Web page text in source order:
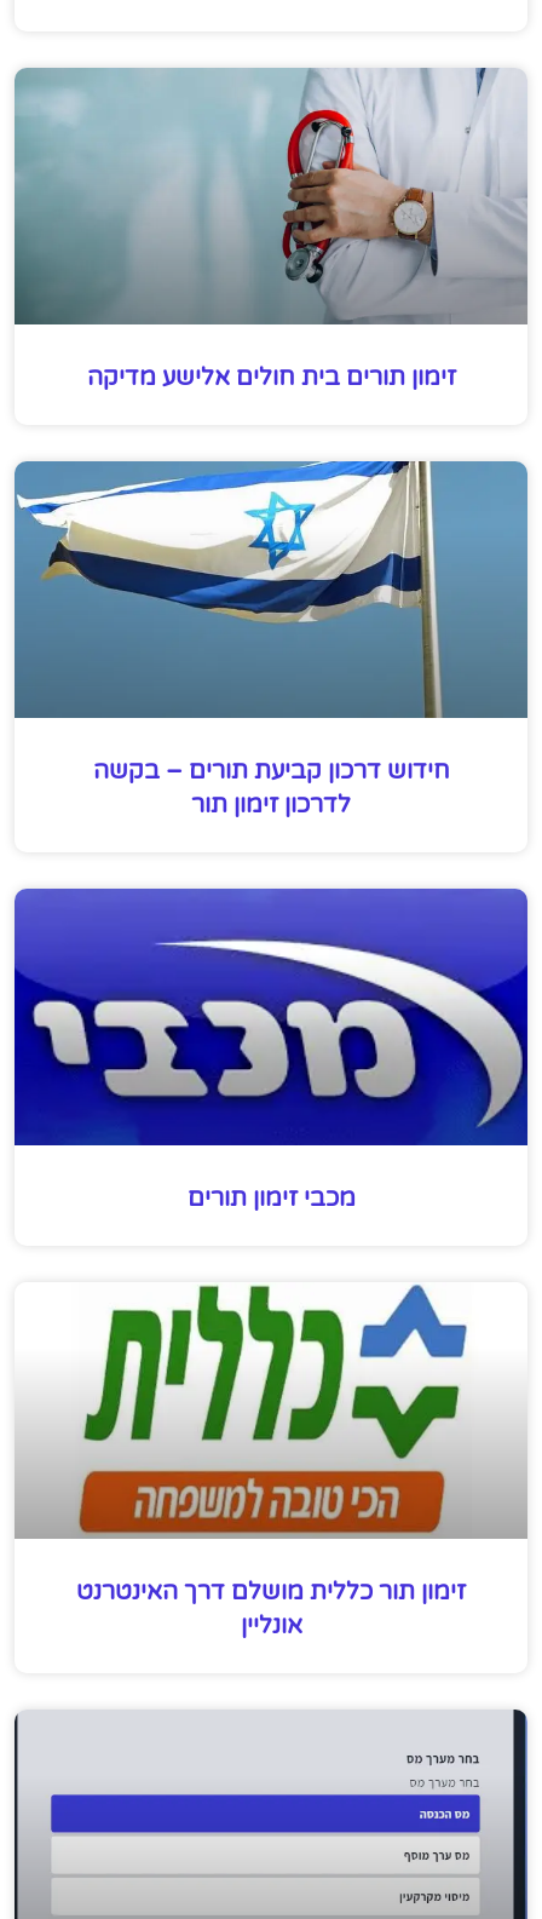
זימון תורים בית חולים אלישע מדיקה
חידוש דרכון קביעת תורים – בקשה
לדרכון זימון תור
מכבי זימון תורים
זימון תור כללית מושלם דרך האינטרנט
אונליין